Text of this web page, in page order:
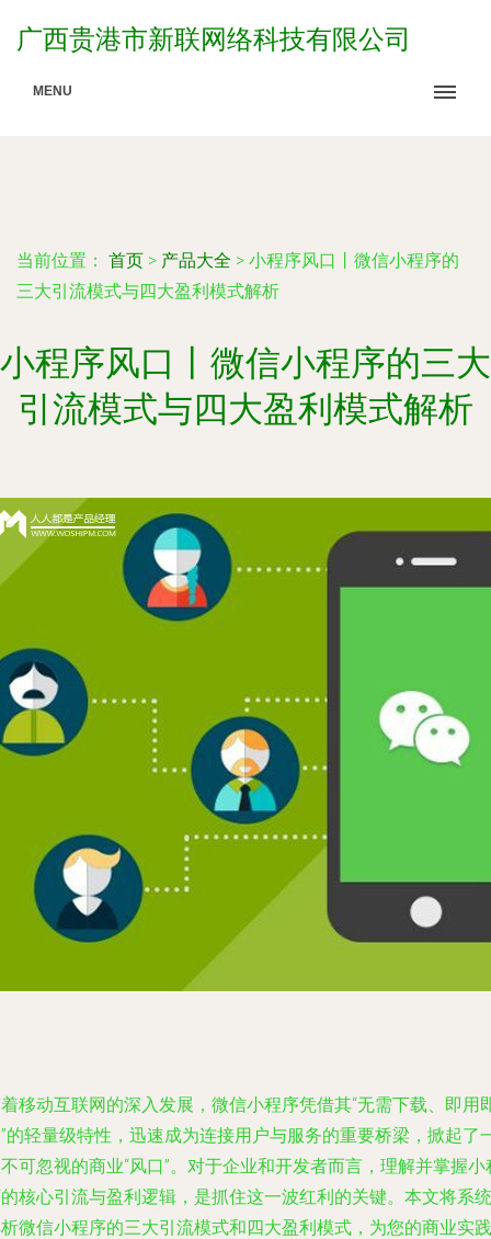
广西贵港市新联网络科技有限公司
MENU
当前位置： 首页 > 产品大全 > 小程序风口丨微信小程序的
三大引流模式与四大盈利模式解析
小程序风口丨微信小程序的三大
引流模式与四大盈利模式解析
移动互联网的深入发展，微信小程序凭借其“无需下载、即用
的轻量级特性，迅速成为连接用户与服务的重要桥梁，掀起了
可忽视的商业“风口”。对于企业和开发者而言，理解并掌握小
核心引流与盈利逻辑，是抓住这一波红利的关键。本文将系统
微信小程序的三大引流模式和四大盈利模式，为您的商业实践